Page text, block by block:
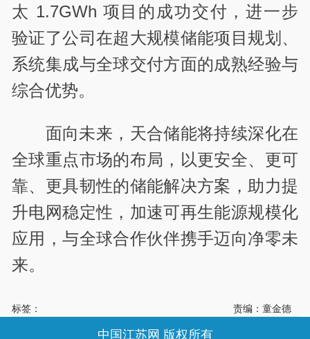
太 1.7GWh 项目的成功交付，进一步
验证了公司在超大规模储能项目规划、
系统集成与全球交付方面的成熟经验与
综合优势。
面向未来，天合储能将持续深化在
全球重点市场的布局，以更安全、更可
靠、更具韧性的储能解决方案，助力提
升电网稳定性，加速可再生能源规模化
应用，与全球合作伙伴携手迈向净零未
来。
标签： 责编：童金德
中国江苏网 版权所有